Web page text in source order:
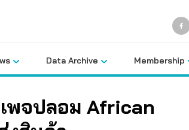
Data Archive Membership
พจปลอม African